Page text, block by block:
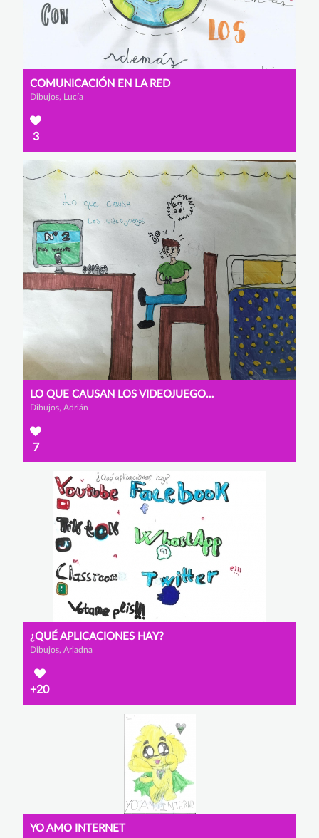
COMUNICACIÓN EN LA RED
Dibujos, Lucía
3
LO QUE CAUSAN LOS VIDEOJUEGOS EN INTERNET
Dibujos, Adrián
7
¿QUÉ APLICACIONES HAY?
Dibujos, Ariadna
+20
YO AMO INTERNET